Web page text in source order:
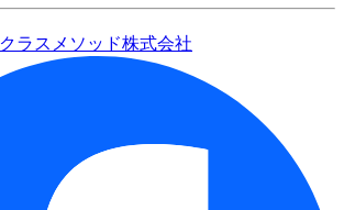
クラスメソッド株式会社